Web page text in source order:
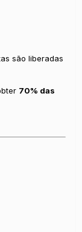
são liberadas
70% das